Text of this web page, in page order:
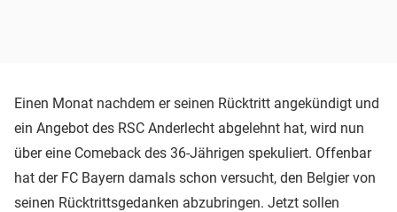
Einen Monat nachdem er seinen Rücktritt angekündigt und
ein Angebot des RSC Anderlecht abgelehnt hat, wird nun
über eine Comeback des 36-Jährigen spekuliert. Offenbar
hat der FC Bayern damals schon versucht, den Belgier von
seinen Rücktrittsgedanken abzubringen. Jetzt sollen